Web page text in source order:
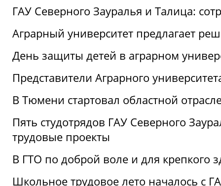
ГАУ Северного Зауралья и Талица:
Аграрный университет предлагает
День защиты детей в аграрном
Представители Аграрного
В Тюмени стартовал областной
Пять студотрядов ГАУ Северного
трудовые проекты
В ГТО по доброй воле и для крепкого
Школьное трудовое лето началось с